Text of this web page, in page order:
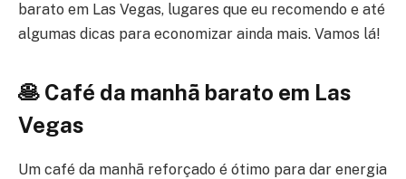
barato em Las Vegas, lugares que eu recomendo e até
algumas dicas para economizar ainda mais. Vamos lá!
🥞 Café da manhã barato em Las
Vegas
Um café da manhã reforçado é ótimo para dar energia